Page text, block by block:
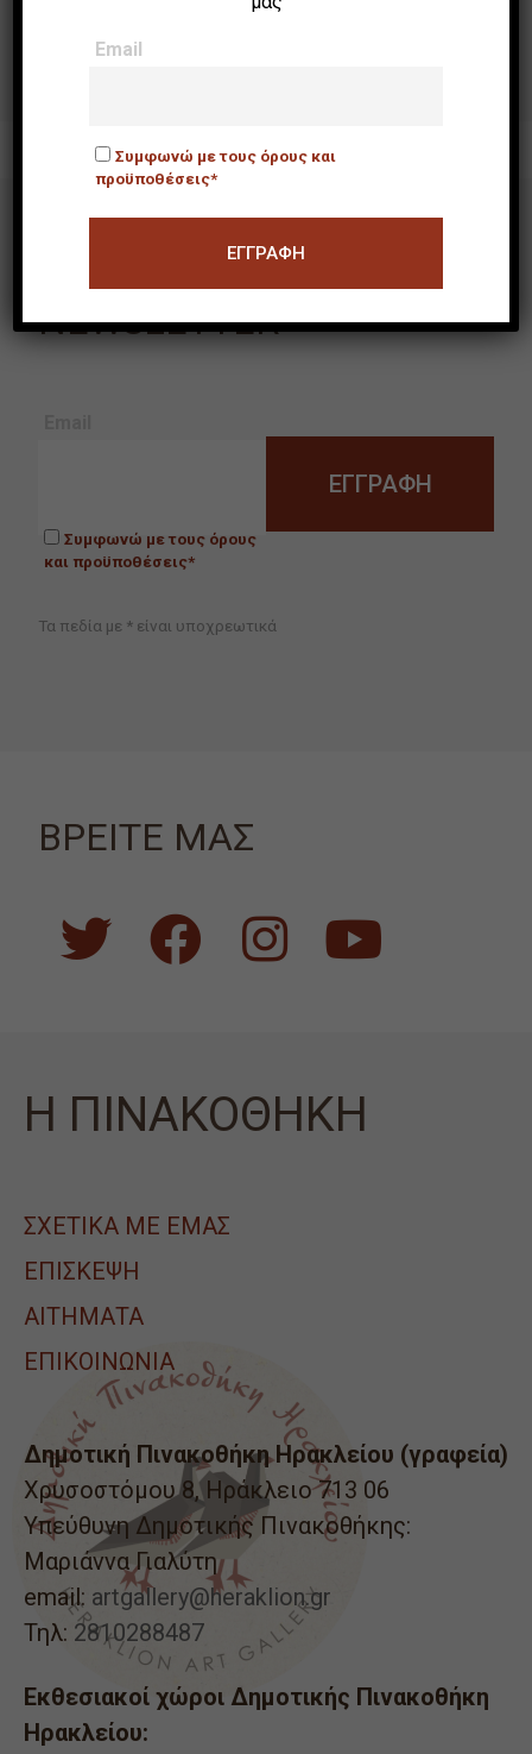
[χωρίς τίτλο]
NEWSLETTER
Συμφωνώ με τους όρους
και προϋποθέσεις*
Τα πεδία με * είναι υποχρεωτικά
ΒΡΕΙΤΕ ΜΑΣ
Η ΠΙΝΑΚΟΘΗΚΗ
ΣΧΕΤΙΚΑ ΜΕ ΕΜΑΣ
ΕΠΙΣΚΕΨΗ
ΑΙΤΉΜΑΤΑ
ΕΠΙΚΟΙΝΩΝΙΑ
Δημοτική Πινακοθήκη Ηρακλείου (γραφεία)
Χρυσοστόμου 8, Ηράκλειο 713 06
Υπεύθυνη Δημοτικής Πινακοθήκης:
Μαριάννα Γιαλύτη
email: artgallery@heraklion.gr
Τηλ: 2810288487
Εκθεσιακοί χώροι Δημοτικής Πινακοθήκη
Ηρακλείου:
Email
Συμφωνώ με τους όρους και
προϋποθέσεις*